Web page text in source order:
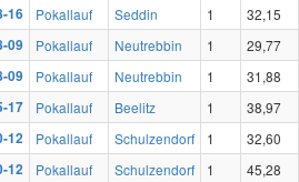
16
Pokallauf Seddin 1
32,15
09
Pokallauf Neutrebbin 1
29,77
09
Pokallauf Neutrebbin 1
31,88
17
Pokallauf Beelitz 1
38,97
12
Pokallauf Schulzendorf 1
32,60
12
Pokallauf Schulzendorf 1
45,28